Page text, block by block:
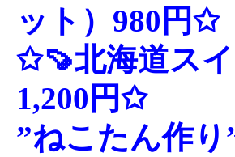
ット）980円✩
✩🍠北海道ス
1,200円✩
”ねこたん作